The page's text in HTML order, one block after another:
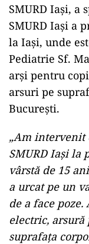
SMURD Iaşi, a
SMURD Iaşi a
la Iaşi, unde
Pediatrie Sf.
arşi pentru
arsuri pe
Bucureşti.
„Am intervenit
SMURD Iaşi la
vârstă de 15
a urcat pe un
de a face
electric,
suprafaţa